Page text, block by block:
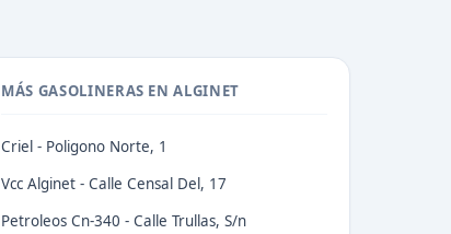
MÁS GASOLINERAS EN ALGINET
Criel - Poligono Norte, 1
Vcc Alginet - Calle Censal Del, 17
Petroleos Cn-340 - Calle Trullas, S/n